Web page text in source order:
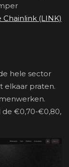
(LINK)
hele sector
elkaar praten.
de €0,70-€0,80,